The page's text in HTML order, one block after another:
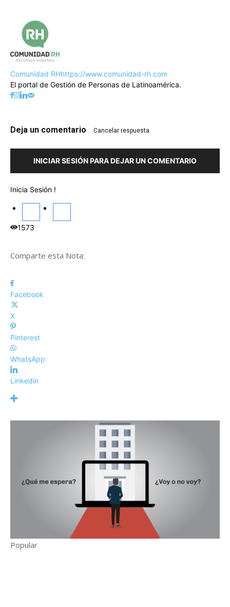
Comunidad RHhttps://www.comunidad-rh.com
El portal de Gestión de Personas de Latinoamérica.
Deja un comentario Cancelar respuesta
INICIAR SESIÓN PARA DEJAR UN COMENTARIO
Inicia Sesión !
1573
Comparte esta Nota:
Facebook
X
Pinterest
WhatsApp
Linkedin
Popular